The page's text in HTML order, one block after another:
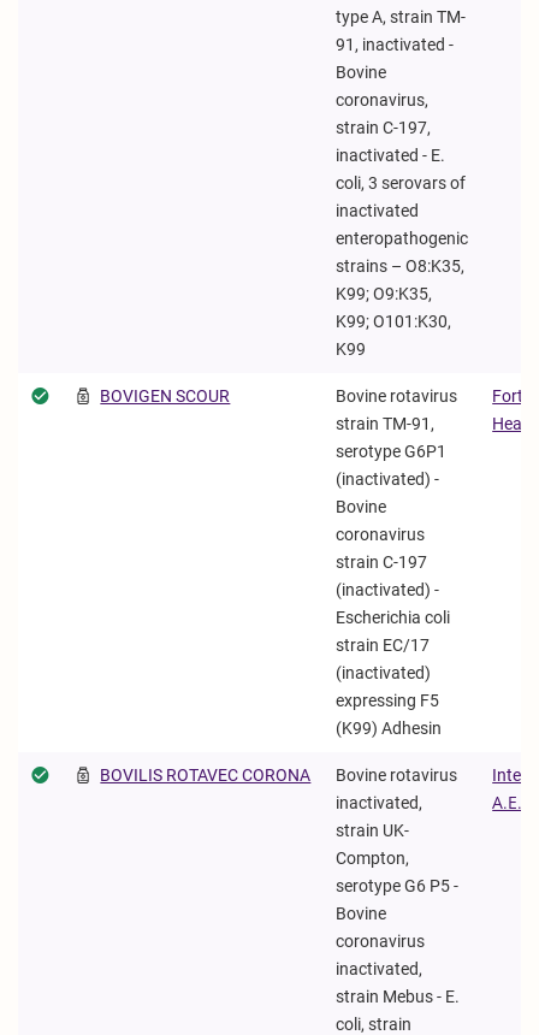
type A, strain TM-
91, inactivated -
Bovine
coronavirus,
strain C-197,
inactivated - E.
coli, 3 serovars of
inactivated
enteropathogenic
strains – O8:K35,
K99; O9:K35,
K99; O101:K30,
K99
BOVIGEN SCOUR
Bovine rotavirus
strain TM-91,
serotype G6P1
(inactivated) -
Bovine
coronavirus
strain C-197
(inactivated) -
Escherichia coli
strain EC/17
(inactivated)
expressing F5
(K99) Adhesin
Forte
BOVILIS ROTAVEC CORONA
Bovine rotavirus
inactivated,
strain UK-
Compton,
serotype G6 P5 -
Bovine
coronavirus
inactivated,
strain Mebus - E.
coli, strain
Α.Ε.